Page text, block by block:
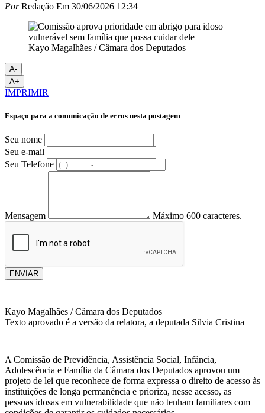
PorRedação Em 30/06/2026 12:34
Kayo Magalhães / Câmara dos Deputados
A-
A+
IMPRIMIR
Espaço para a comunicação de erros nesta postagem
Seu nome
Seu e-mail
Seu Telefone
Mensagem Máximo 600 caracteres.
ENVIAR
Kayo Magalhães / Câmara dos Deputados
Texto aprovado é a versão da relatora, a deputada Silvia Cristina
A Comissão de Previdência, Assistência Social, Infância,
Adolescência e Família da Câmara dos Deputados aprovou um
projeto de lei que reconhece de forma expressa o direito de acesso às
instituições de longa permanência e prioriza, nesse acesso, as
pessoas idosas em vulnerabilidade que não tenham familiares com